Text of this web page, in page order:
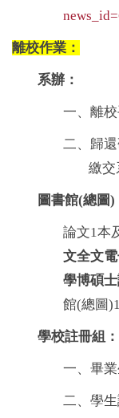
離校作業：
系辦：
一、離校
二、歸
繳交
圖書館(總圖)
論文1本
文全文
學博碩
館(總圖
學校註冊組：
一、畢業
二、學生